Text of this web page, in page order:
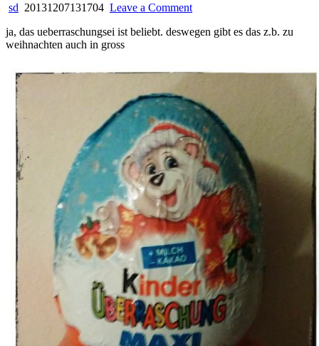
sd 20131207131704 Leave a Commenton
ja, das ueberraschungsei ist beliebt. deswegen gibt es das z.b. zu
weihnachten auch in gross